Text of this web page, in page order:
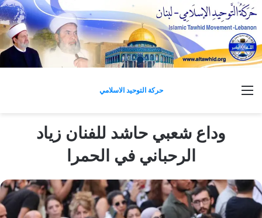
حركة التوحيد الاسلامي القائمة
وداع شعبي حاشد للفنان زياد
الرحباني في الحمرا